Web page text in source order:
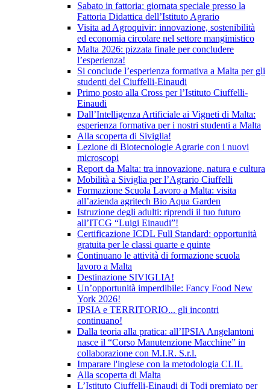
Sabato in fattoria: giornata speciale presso la
Fattoria Didattica dell’Istituto Agrario
Visita ad Agroquivir: innovazione, sostenibilità
ed economia circolare nel settore mangimistico
Malta 2026: pizzata finale per concludere
l’esperienza!
Si conclude l’esperienza formativa a Malta per gli
studenti del Ciuffelli-Einaudi
Primo posto alla Cross per l’Istituto Ciuffelli-
Einaudi
Dall’Intelligenza Artificiale ai Vigneti di Malta:
esperienza formativa per i nostri studenti a Malta
Alla scoperta di Siviglia!
Lezione di Biotecnologie Agrarie con i nuovi
microscopi
Report da Malta: tra innovazione, natura e cultura
Mobilità a Siviglia per l’Agrario Ciuffelli
Formazione Scuola Lavoro a Malta: visita
all’azienda agritech Bio Aqua Garden
Istruzione degli adulti: riprendi il tuo futuro
all’ITCG “Luigi Einaudi”!
Certificazione ICDL Full Standard: opportunità
gratuita per le classi quarte e quinte
Continuano le attività di formazione scuola
lavoro a Malta
Destinazione SIVIGLIA!
Un’opportunità imperdibile: Fancy Food New
York 2026!
IPSIA e TERRITORIO... gli incontri
continuano!
Dalla teoria alla pratica: all’IPSIA Angelantoni
nasce il “Corso Manutenzione Macchine” in
collaborazione con M.I.R. S.r.l.
Imparare l'inglese con la metodologia CLIL
Alla scoperta di Malta
L’Istituto Ciuffelli-Einaudi di Todi premiato per